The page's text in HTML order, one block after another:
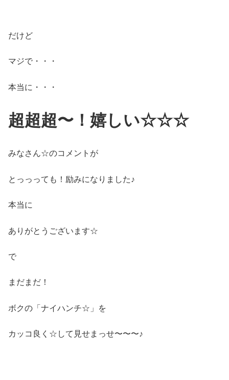
だけど
マジで・・・
本当に・・・
超超超〜！嬉しい☆☆☆
みなさん☆のコメントが
とっっっても！励みになりました♪
本当に
ありがとうございます☆
で
まだまだ！
ボクの「ナイハンチ☆」を
カッコ良く☆して見せまっせ〜〜〜♪